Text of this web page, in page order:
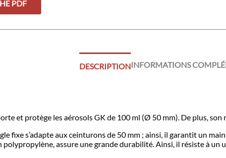
PDF
DESCRIPTIONINFORMATIONS
et protège les aérosols GK de 100 ml (Ø 50 mm). De plus,
fixe s’adapte aux ceinturons de 50 mm ; ainsi, il garantit un
assure une grande durabilité. Ainsi, il résiste à un